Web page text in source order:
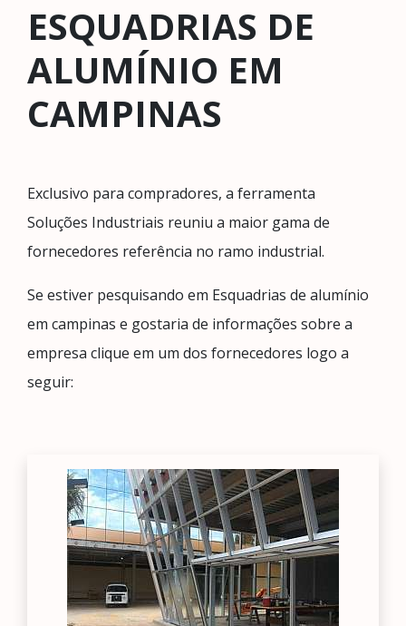
ESQUADRIAS DE
ALUMÍNIO EM
CAMPINAS
Exclusivo para compradores, a ferramenta
Soluções Industriais reuniu a maior gama de
fornecedores referência no ramo industrial.
Se estiver pesquisando em Esquadrias de alumínio
em campinas e gostaria de informações sobre a
empresa clique em um dos fornecedores logo a
seguir: